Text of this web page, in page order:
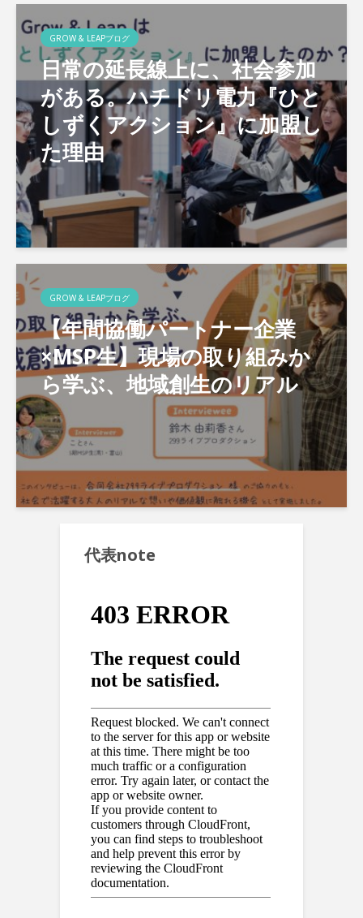
GROW & LEAPブログ
日常の延長線上に、社会参加
がある。ハチドリ電力『ひと
しずくアクション』に加盟し
た理由
GROW & LEAPブログ
【年間協働パートナー企業
×MSP生】現場の取り組みか
ら学ぶ、地域創生のリアル
代表note